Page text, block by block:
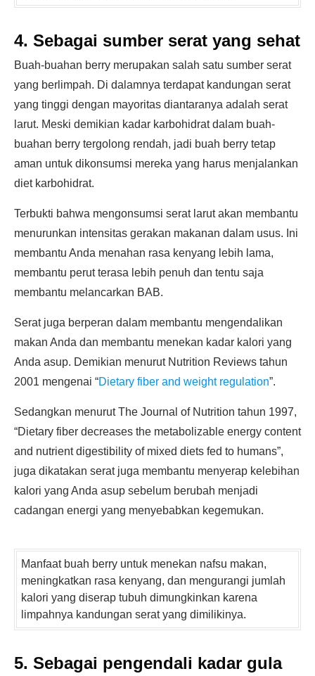
4. Sebagai sumber serat yang sehat
Buah-buahan berry merupakan salah satu sumber serat
yang berlimpah. Di dalamnya terdapat kandungan serat
yang tinggi dengan mayoritas diantaranya adalah serat
larut. Meski demikian kadar karbohidrat dalam buah-
buahan berry tergolong rendah, jadi buah berry tetap
aman untuk dikonsumsi mereka yang harus menjalankan
diet karbohidrat.
Terbukti bahwa mengonsumsi serat larut akan membantu
menurunkan intensitas gerakan makanan dalam usus. Ini
membantu Anda menahan rasa kenyang lebih lama,
membantu perut terasa lebih penuh dan tentu saja
membantu melancarkan BAB.
Serat juga berperan dalam membantu mengendalikan
makan Anda dan membantu menekan kadar kalori yang
Anda asup. Demikian menurut Nutrition Reviews tahun
2001 mengenai “Dietary fiber and weight regulation”.
Sedangkan menurut The Journal of Nutrition tahun 1997,
“Dietary fiber decreases the metabolizable energy content
and nutrient digestibility of mixed diets fed to humans”,
juga dikatakan serat juga membantu menyerap kelebihan
kalori yang Anda asup sebelum berubah menjadi
cadangan energi yang menyebabkan kegemukan.
Manfaat buah berry untuk menekan nafsu makan,
meningkatkan rasa kenyang, dan mengurangi jumlah
kalori yang diserap tubuh dimungkinkan karena
limpahnya kandungan serat yang dimilikinya.
5. Sebagai pengendali kadar gula